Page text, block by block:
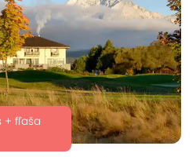
+ fľaša